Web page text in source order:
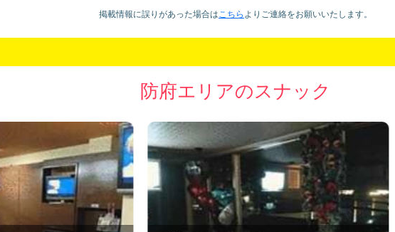
掲載情報に誤りがあった場合はこちら より ご連絡をお願いいたします。
防府エリアのスナック